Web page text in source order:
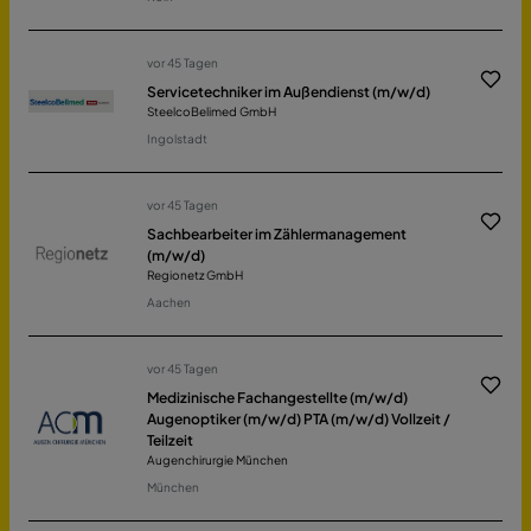
vor 45 Tagen
Servicetechniker im Außendienst (m/w/d)
SteelcoBelimed GmbH
Ingolstadt
vor 45 Tagen
Sachbearbeiter im Zählermanagement
(m/w/d)
Regionetz GmbH
Aachen
vor 45 Tagen
Medizinische Fachangestellte (m/w/d)
Augenoptiker (m/w/d) PTA (m/w/d) Vollzeit /
Teilzeit
Augenchirurgie München
München